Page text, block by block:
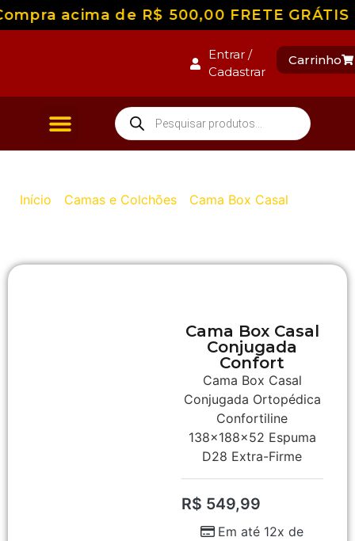
acima de R$ 500,00 FRETE
Entrar /
Cadastrar
Carrinho
Início Camas e Colchões/ Cama Box Casal
Cama Box Casal
Conjugada
Confort
Cama Box Casal
Conjugada Ortopédica
Confortiline
138x188x52 Espuma
D28 Extra-Firme
R$ 549,99
Em até 12x de